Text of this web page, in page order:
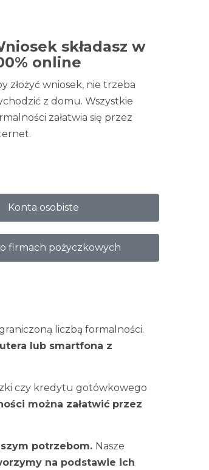
składasz w
online​
złożyć wniosek, nie trzeba
z domu. Wszystkie
załatwia się przez
Konta osobiste
firmach pożyczkowych
liczbą formalności.
lub smartfona z
czy kredytu gotówkowego
można załatwić przez
potrzebom. Nasze
na podstawie ich